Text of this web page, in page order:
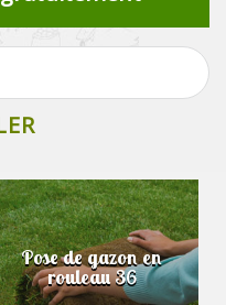
Pose de gazon en
rouleau 36